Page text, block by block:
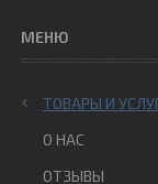
ТОВАРЫ И
О НАС
ОТЗЫВЫ